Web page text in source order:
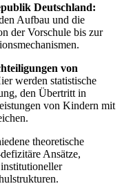
Deutschland:
Aufbau und die
der Vorschule bis zur
von
werden statistische
den Übertritt in
von Kindern mit
theoretische
Ansätze,